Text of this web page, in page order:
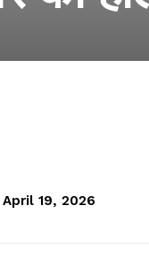
April 19, 2026